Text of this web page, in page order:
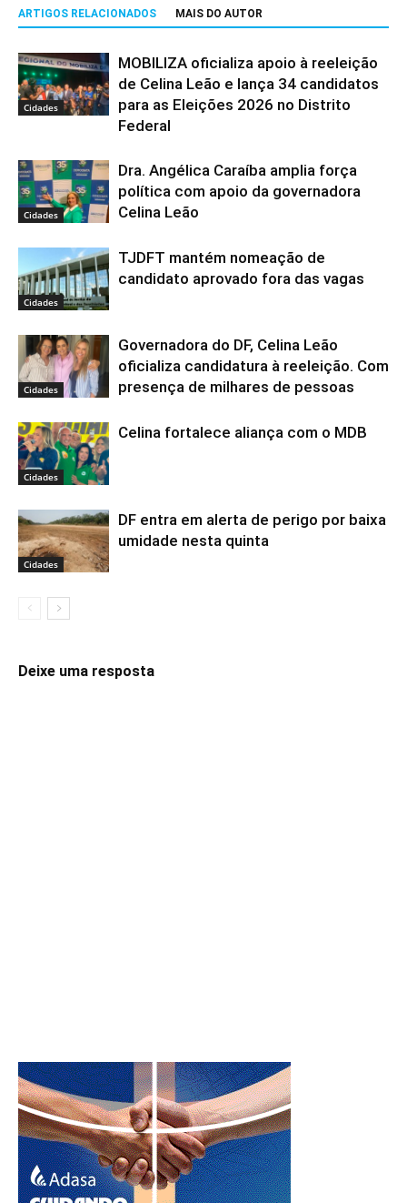
ARTIGOS RELACIONADOS MAIS DO AUTOR
Cidades
MOBILIZA oficializa apoio à reeleição
de Celina Leão e lança 34 candidatos
para as Eleições 2026 no Distrito
Federal
Cidades
Dra. Angélica Caraíba amplia força
política com apoio da governadora
Celina Leão
Cidades
TJDFT mantém nomeação de
candidato aprovado fora das vagas
Cidades
Governadora do DF, Celina Leão
oficializa candidatura à reeleição. Com
presença de milhares de pessoas
Cidades
Celina fortalece aliança com o MDB
Cidades
DF entra em alerta de perigo por baixa
umidade nesta quinta
Deixe uma resposta